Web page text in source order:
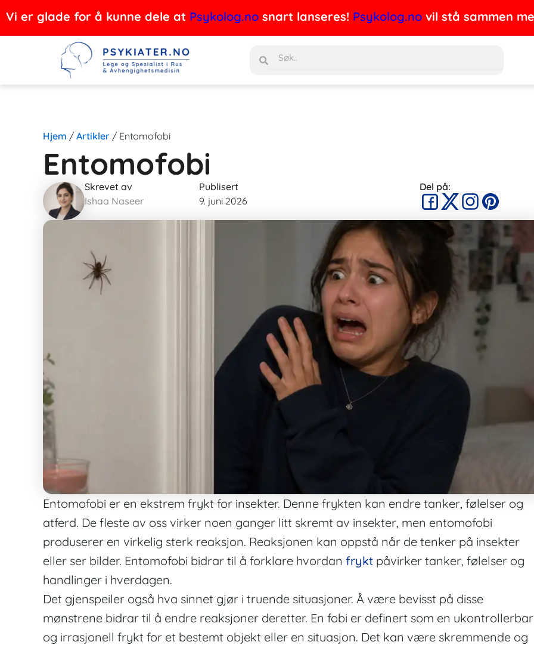
Hopp
Vi er glade for å kunne dele at Psykolog.no snart lanseres! Psykolog.no vil stå sammen
Hjem / Artikler / Entomofobi
Entomofobi
Skrevet av
Ishaa Naseer
Publisert
9. juni 2026
Del på:
Entomofobi er en ekstrem frykt for insekter. Denne frykten kan endre tanker, følelser og
atferd. De fleste av oss virker noen ganger litt skremt av insekter, men entomofobi
produserer en virkelig sterk reaksjon. Reaksjonen kan oppstå når de tenker på insekter
eller ser bilder. Entomofobi bidrar til å forklare hvordan frykt påvirker tanker, følelser og
handlinger i hverdagen.
Det gjenspeiler også hva sinnet gjør i truende situasjoner. Å være bevisst på disse
mønstrene bidrar til å endre reaksjoner deretter. En fobi er definert som en ukontrollerbar
og irrasjonell frykt for et bestemt objekt eller en situasjon. Det kan være skremmende og